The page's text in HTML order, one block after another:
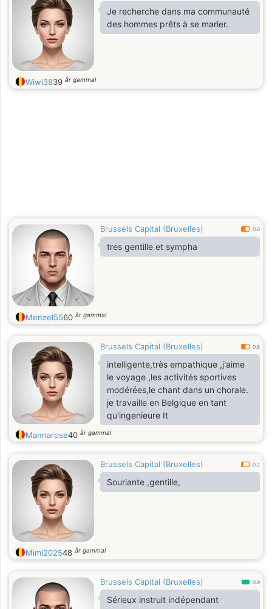
Je recherche dans ma communauté
des hommes prêts à se marier.
Wiwi3839 år gammal
Brussels Capital (Bruxelles) 0.6
tres gentille et sympha
Menzel5560 år gammal
Brussels Capital (Bruxelles) 0.6
intelligente,très empathique ,j'aime
le voyage ,les activités sportives
modérées,le chant dans un chorale.
je travaille en Belgique en tant
qu'ingenieure It
Mannarose40 år gammal
Brussels Capital (Bruxelles) 0.2
Souriante ,gentille,
Mimi202548 år gammal
Brussels Capital (Bruxelles) 0.9
Sérieux instruit indépendant